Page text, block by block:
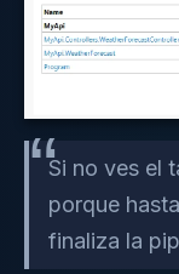
Si no ves el
porque
finaliza la